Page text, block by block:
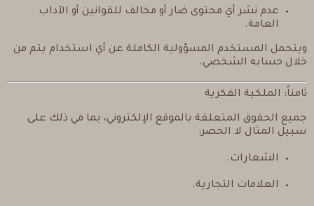
عدم نشر أي محتوى ضار أو مخالف للقوانين أو الآداب
العامة.
ويتحمل المستخدم المسؤولية الكاملة عن أي استخدام يتم من
خلال حسابه الشخصي.
ثامناً: الملكية الفكرية
جميع الحقوق المتعلقة بالموقع الإلكتروني، بما في ذلك على
سبيل المثال لا الحصر:
الشعارات.
العلامات التجارية.